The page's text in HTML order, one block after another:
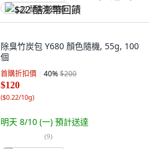
$22 酷澎幣回饋
除臭竹炭包 Y680 顏色隨機, 55g, 100
個
首購折扣價 40%$200
$120
($0.22/10g)
明天 8/10 (一) 預計送達
(9)